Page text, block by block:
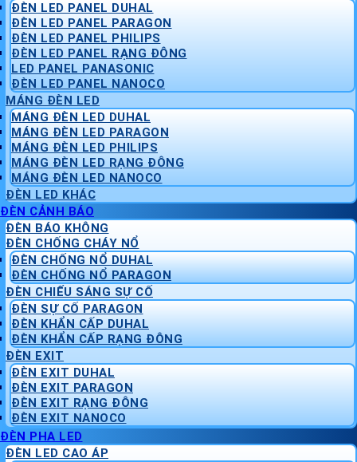
ĐÈN LED PANEL DUHAL
ĐÈN LED PANEL PARAGON
ĐÈN LED PANEL PHILIPS
ĐÈN LED PANEL RẠNG ĐÔNG
LED PANEL PANASONIC
ĐÈN LED PANEL NANOCO
MÁNG ĐÈN LED
MÁNG ĐÈN LED DUHAL
MÁNG ĐÈN LED PARAGON
MÁNG ĐÈN LED PHILIPS
MÁNG ĐÈN LED RẠNG ĐÔNG
MÁNG ĐÈN LED NANOCO
ĐÈN LED KHÁC
ĐÈN CẢNH BÁO
ĐÈN BÁO KHÔNG
ĐÈN CHỐNG CHÁY NỔ
ĐÈN CHỐNG NỔ DUHAL
ĐÈN CHỐNG NỔ PARAGON
ĐÈN CHIẾU SÁNG SỰ CỐ
ĐÈN SỰ CỐ PARAGON
ĐÈN KHẨN CẤP DUHAL
ĐÈN KHẨN CẤP RẠNG ĐÔNG
ĐÈN EXIT
ĐÈN EXIT DUHAL
ĐÈN EXIT PARAGON
ĐÈN EXIT RẠNG ĐÔNG
ĐÈN EXIT NANOCO
ĐÈN PHA LED
ĐÈN LED CAO ÁP